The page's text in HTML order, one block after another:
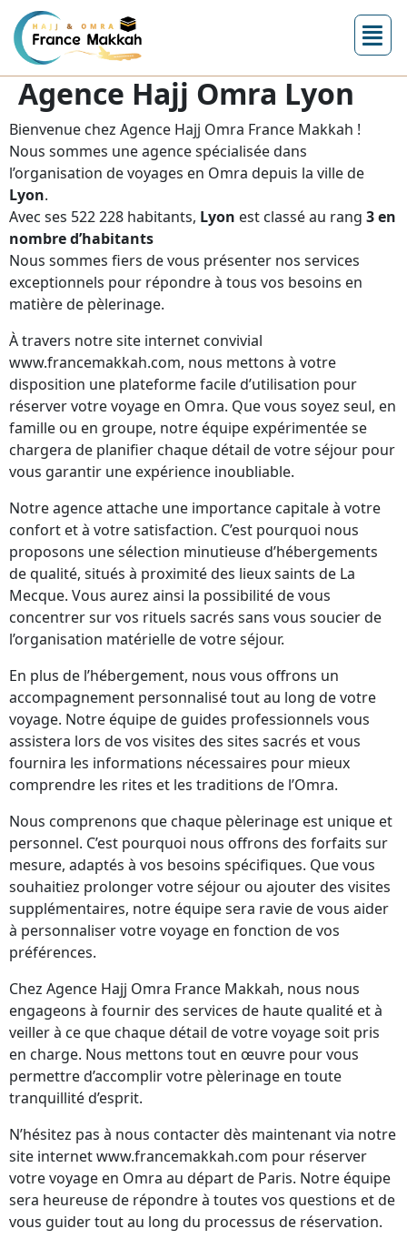
Agence Hajj Omra Lyon
Bienvenue chez Agence Hajj Omra France Makkah !
Nous sommes une agence spécialisée dans
l’organisation de voyages en Omra depuis la ville de
Lyon.
Avec ses 522 228 habitants, Lyon est classé au rang 3 en
nombre d’habitants
Nous sommes fiers de vous présenter nos services
exceptionnels pour répondre à tous vos besoins en
matière de pèlerinage.
À travers notre site internet convivial
www.francemakkah.com, nous mettons à votre
disposition une plateforme facile d’utilisation pour
réserver votre voyage en Omra. Que vous soyez seul, en
famille ou en groupe, notre équipe expérimentée se
chargera de planifier chaque détail de votre séjour pour
vous garantir une expérience inoubliable.
Notre agence attache une importance capitale à votre
confort et à votre satisfaction. C’est pourquoi nous
proposons une sélection minutieuse d’hébergements
de qualité, situés à proximité des lieux saints de La
Mecque. Vous aurez ainsi la possibilité de vous
concentrer sur vos rituels sacrés sans vous soucier de
l’organisation matérielle de votre séjour.
En plus de l’hébergement, nous vous offrons un
accompagnement personnalisé tout au long de votre
voyage. Notre équipe de guides professionnels vous
assistera lors de vos visites des sites sacrés et vous
fournira les informations nécessaires pour mieux
comprendre les rites et les traditions de l’Omra.
Nous comprenons que chaque pèlerinage est unique et
personnel. C’est pourquoi nous offrons des forfaits sur
mesure, adaptés à vos besoins spécifiques. Que vous
souhaitiez prolonger votre séjour ou ajouter des visites
supplémentaires, notre équipe sera ravie de vous aider
à personnaliser votre voyage en fonction de vos
préférences.
Chez Agence Hajj Omra France Makkah, nous nous
engageons à fournir des services de haute qualité et à
veiller à ce que chaque détail de votre voyage soit pris
en charge. Nous mettons tout en œuvre pour vous
permettre d’accomplir votre pèlerinage en toute
tranquillité d’esprit.
N’hésitez pas à nous contacter dès maintenant via notre
site internet www.francemakkah.com pour réserver
votre voyage en Omra au départ de Paris. Notre équipe
sera heureuse de répondre à toutes vos questions et de
vous guider tout au long du processus de réservation.